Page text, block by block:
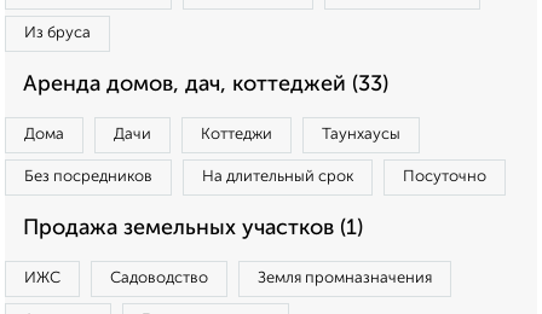
Из бруса
Аренда домов, дач, коттеджей (33)
Дома Дачи Коттеджи Таунхаусы
Без посредников На длительный срок Посуточно
Продажа земельных участков (1)
ИЖС Садоводство Земля промназначения